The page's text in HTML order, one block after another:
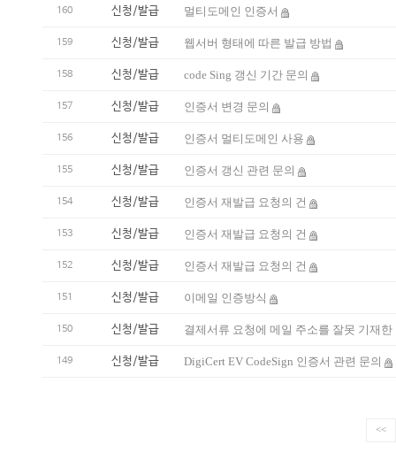
160 신청/발급 멀티도메인 인증서
159 신청/발급 웹서버 형태에 따른 발급 방법
158 신청/발급 code Sing 갱신 기간 문의
157 신청/발급 인증서 변경 문의
156 신청/발급 인증서 멀티도메인 사용
155 신청/발급 인증서 갱신 관련 문의
154 신청/발급 인증서 재발급 요청의 건
153 신청/발급 인증서 재발급 요청의 건
152 신청/발급 인증서 재발급 요청의 건
151 신청/발급 이메일 인증방식
150 신청/발급 결제서류 요청에 메일 주소를 잘못 기재
149 신청/발급 DigiCert EV CodeSign 인증서 관련 문의
<<